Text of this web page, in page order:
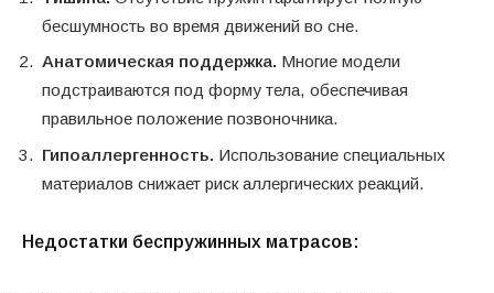
бесшумность во время движений во сне.
Анатомическая поддержка. Многие модели
подстраиваются под форму тела, обеспечивая
правильное положение позвоночника.
Гипоаллергенность. Использование специальных
материалов снижает риск аллергических реакций.
Недостатки беспружинных матрасов: